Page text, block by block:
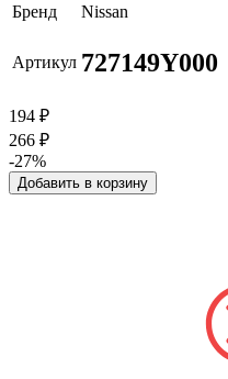
Бренд
Nissan
Артикул 727149Y000
194 ₽
266 ₽
-27%
Добавить в корзину